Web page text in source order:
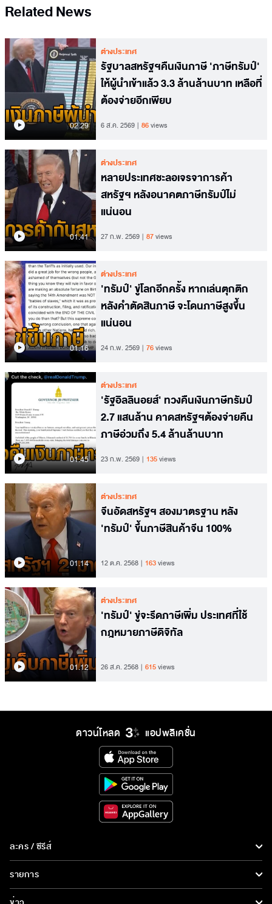
Related News
02.29
ต่างประเทศ
รัฐบาลสหรัฐฯคืนเงินภาษี 'ภาษีทรัมป์'
ให้ผู้นำเข้าแล้ว 3.3 ล้านล้านบาท เหลือที่
ต้องจ่ายอีกเพียบ
6 ส.ค. 2569 86views
01.41
ต่างประเทศ
หลายประเทศชะลอเจรจาการค้า
สหรัฐฯ หลังอนาคตภาษีทรัมป์ไม่
แน่นอน
27 ก.พ. 2569 87views
01.16
ต่างประเทศ
'ทรัมป์' ขู่โลกอีกครั้ง หากเล่นตุกติก
หลังคำตัดสินภาษี จะโดนภาษีสูงขึ้น
แน่นอน
24 ก.พ. 2569 76views
01.45
ต่างประเทศ
'รัฐอิลลินอยส์' ทวงคืนเงินภาษีทรัมป์
2.7 แสนล้าน คาดสหรัฐฯต้องจ่ายคืน
ภาษีอ่วมถึง 5.4 ล้านล้านบาท
23 ก.พ. 2569 135views
01.14
ต่างประเทศ
จีนอัดสหรัฐฯ สองมาตรฐาน หลัง
'ทรัมป์' ขึ้นภาษีสินค้าจีน 100%
12 ต.ค. 2568 163views
01.12
ต่างประเทศ
'ทรัมป์' ขู่จะรีดภาษีเพิ่ม ประเทศที่ใช้
กฎหมายภาษีดิจิทัล
26 ส.ค. 2568 615views
ดาวน์โหลด แอปพลิเคชั่น
ละคร / ซีรีส์
ซีรีส์นานาชาติ
รายการ